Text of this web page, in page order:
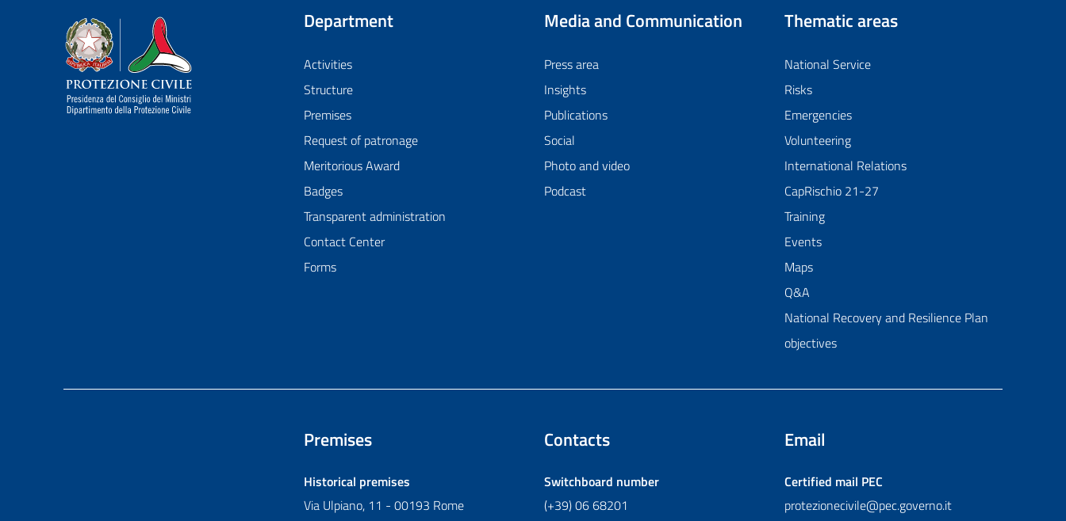
Dipartimento della Protezione Civile
Department
Activities
Structure
Premises
Request of patronage
Meritorious Award
Badges
Transparent administration
Contact Center
Forms
Media and Communication
Press area
Insights
Publications
Social
Photo and video
Podcast
Thematic areas
National Service
Risks
Emergencies
Volunteering
International Relations
CapRischio 21-27
Training
Events
Maps
Q&A
National Recovery and Resilience Plan
objectives
Premises
Historical premises
Via Ulpiano, 11 - 00193 Rome
Contacts
Switchboard number
(+39) 06 68201
Email
Certified mail PEC
protezionecivile@pec.governo.it